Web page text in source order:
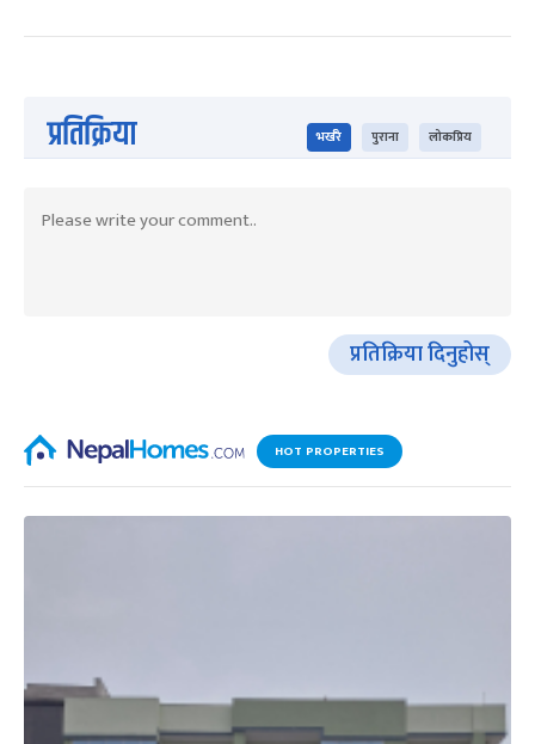
प्रतिक्रिया भर्खरै पुराना लोकप्रिय
प्रतिक्रिया दिनुहोस्
HOT PROPERTIES